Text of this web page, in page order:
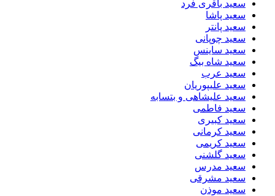
سعید باقری فرد
سعید پاشا
سعید پانتر
سعید چوپانی
سعید ساینس
سعید شاه بیگ
سعید عرب
سعید علیپوریان
سعید علیشاهی و بتسابه
سعید فاطمی
سعید کبیری
سعید کرمانی
سعید کریمی
سعید گلشنی
سعید مدرس
سعید مشرقی
سعید موذن